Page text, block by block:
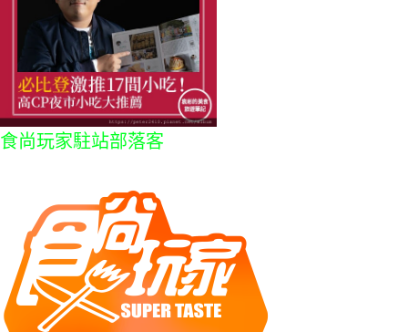
食尚玩家駐站部落客